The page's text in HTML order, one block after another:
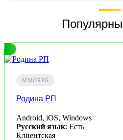
MMORPG
Родина РП
Android, iOS, Windows
Русский язык: Есть
Клиентская